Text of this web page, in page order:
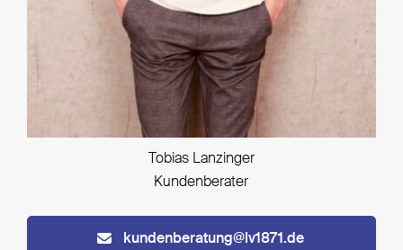
Tobias Lanzinger
Kundenberater
kundenberatung@lv1871.de